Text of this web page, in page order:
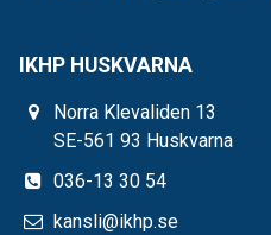
IKHP HUSKVARNA
Norra Klevaliden 13
SE-561 93 Huskvarna
036-13 30 54
kansli@ikhp.se